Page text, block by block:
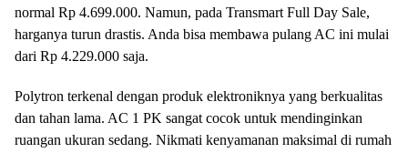
normal Rp 4.699.000. Namun, pada Transmart Full Day Sale,
harganya turun drastis. Anda bisa membawa pulang AC ini mulai
dari Rp 4.229.000 saja.
Polytron terkenal dengan produk elektroniknya yang berkualitas
dan tahan lama. AC 1 PK sangat cocok untuk mendinginkan
ruangan ukuran sedang. Nikmati kenyamanan maksimal di rumah